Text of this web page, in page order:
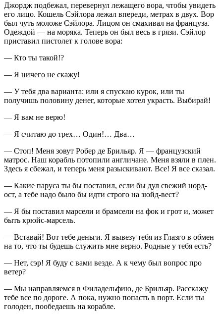
Джордж подбежал, перевернул лежащего вора, чтобы увидеть
его лицо. Кошель Сэйлора лежал впереди, метрах в двух. Вор
был чуть моложе Сэйлора. Лицом он смахивал на француза.
Одеждой — на моряка. Теперь он был весь в грязи. Сэйлор
приставил пистолет к голове вора:
— Кто ты такой!?
— Я ничего не скажу!
— У тебя два варианта: или я спускаю курок, или ты
получишь половину денег, которые хотел украсть. Выбирай!
— Я вам не верю!
— Я считаю до трех… Один!… Два…
— Стоп! Меня зовут Робер де Брильяр. Я — французский
матрос. Наш корабль потопили англичане. Меня взяли в плен.
Здесь я сбежал, и теперь меня разыскивают. Все! Я все сказал.
— Какие паруса ты бы поставил, если бы дул свежий норд-
ост, а тебе надо было бы идти строго на зюйд-вест?
— Я бы поставил марсели и брамсели на фок и грот и, может
быть крюйс-марсель.
— Вставай! Вот тебе деньги. Я вывезу тебя из Глазго в обмен
на то, что ты будешь служить мне верно. Родные у тебя есть?
— Нет, сэр! Я буду с вами везде. А к чему был вопрос про
ветер?
— Мы направляемся в Филадельфию, де Брильяр. Расскажу
тебе все по дороге. А пока, нужно попасть в порт. Если ты
голоден, пообедаешь на корабле.